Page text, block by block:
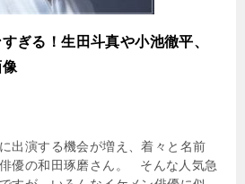
ぎる！生田斗真や小池徹平、
出演する機会が増え、着々と名前
優の和田琢磨さん。 そんな人気急